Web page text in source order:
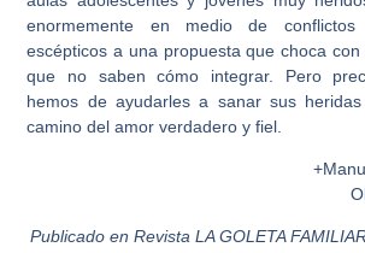
enormemente en medio de
escépticos a una propuesta que choca
que no saben cómo integrar. Pero
hemos de ayudarles a sanar sus
camino del amor verdadero y fiel.
Publicado en Revista LA GOLETA